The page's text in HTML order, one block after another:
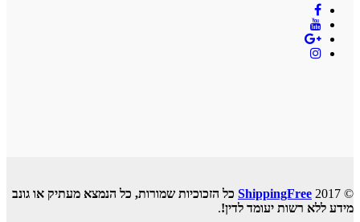
© 2017
ShippingFree כל הזכוכיות שמורות, כל הנמצא מעתיק או גונב
מידע ללא רשות יעומד לדין!.